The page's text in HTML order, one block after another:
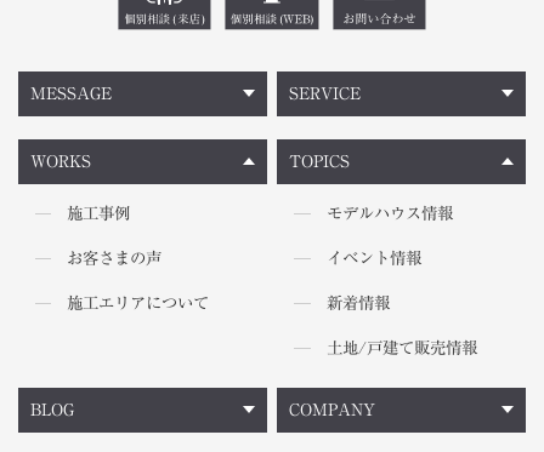
MESSAGE
WORKS
施工事例
お客さまの声
施工エリアについて
TOPICS
モデルハウス情報
イベント情報
新着情報
土地/戸建て販売情報
SERVICE
BLOG COMPANY